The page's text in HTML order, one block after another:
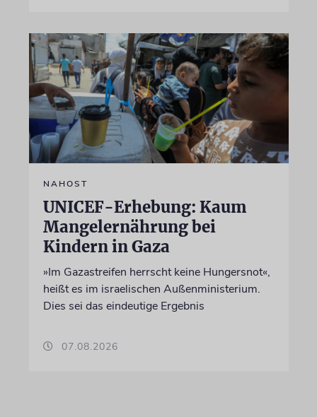
NAHOST
UNICEF-Erhebung: Kaum
Mangelernährung bei
Kindern in Gaza
»Im Gazastreifen herrscht keine Hungersnot«,
heißt es im israelischen Außenministerium.
Dies sei das eindeutige Ergebnis
07.08.2026